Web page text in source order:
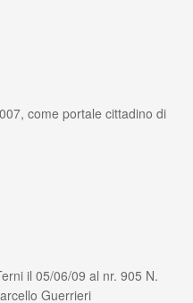
come portale cittadino di
il 05/06/09 al nr. 905 N.
Guerrieri